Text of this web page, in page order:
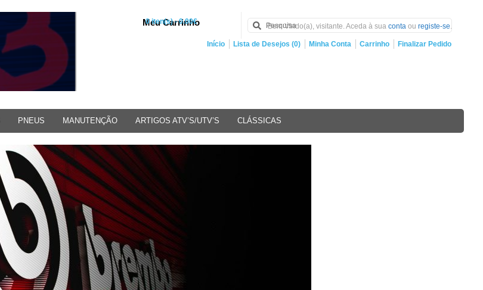
Meu Carrinho
0 iten(s) - 0.00€
Bem Vindo(a), visitante. Aceda à sua conta ou registe-se.
Início Lista de Desejos (0) Minha Conta Carrinho Finalizar Pedido
PNEUS MANUTENÇÃO ARTIGOS ATV’S/UTV’S CLÁSSICAS